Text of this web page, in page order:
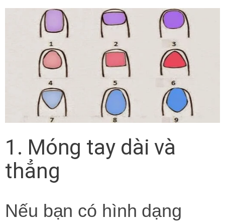
1. Móng tay dài và
thẳng
Nếu bạn có hình dạng